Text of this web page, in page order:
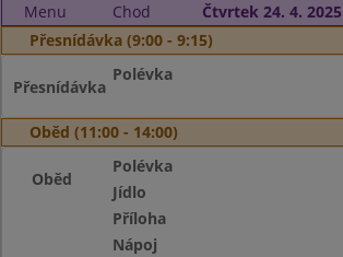
Menu Chod
Čtvrtek 24. 4. 2025
Přesnídávka (9:00 - 9:15)
Přesnídávka
Polévka
Oběd (11:00 - 14:00)
Oběd
Polévka
Jídlo
Příloha
Nápoj